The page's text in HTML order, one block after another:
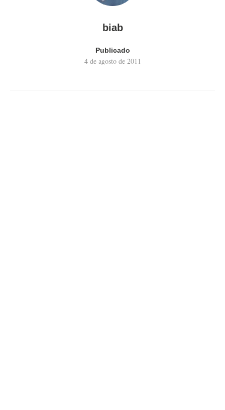
biab
Publicado
4 de agosto de 2011